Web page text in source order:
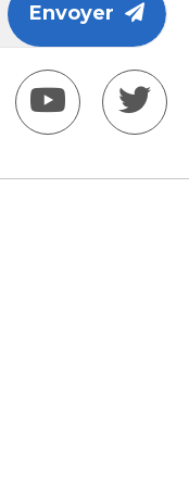
Envoyer